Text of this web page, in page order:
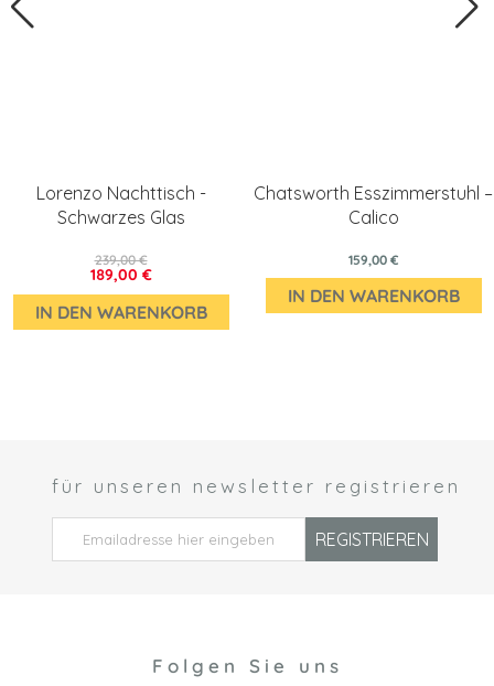
Lorenzo Nachttisch -
Schwarzes Glas
189,00 €
239,00 €
IN DEN WARENKORB
Chatsworth Esszimmerstuhl –
Calico
159,00 €
IN DEN WARENKORB
für unseren newsletter registrieren
REGISTRIEREN
Folgen Sie uns